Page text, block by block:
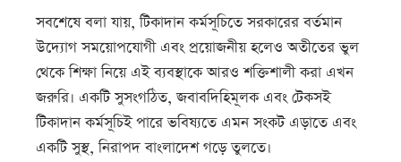
সবশেষে বলা যায়, টিকাদান কর্মসূচিতে সরকারের বর্তমান
উদ্যোগ সময়োপযোগী এবং প্রয়োজনীয় হলেও অতীতের ভুল
থেকে শিক্ষা নিয়ে এই ব্যবস্থাকে আরও শক্তিশালী করা এখন
জরুরি। একটি সুসংগঠিত, জবাবদিহিমূলক এবং টেকসই
টিকাদান কর্মসূচিই পারে ভবিষ্যতে এমন সংকট এড়াতে এবং
একটি সুস্থ, নিরাপদ বাংলাদেশ গড়ে তুলতে।